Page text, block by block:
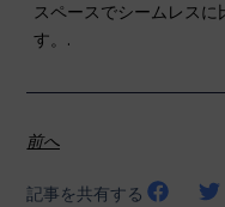
スペースでシームレスに
す。.
前へ
記事を共有する